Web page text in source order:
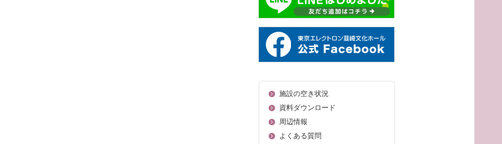
施設の空き状況
資料ダウンロード
周辺情報
よくある質問